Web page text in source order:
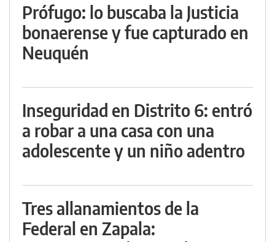
Prófugo: lo buscaba la Justicia
bonaerense y fue capturado en
Neuquén
Inseguridad en Distrito 6: entró
a robar a una casa con una
adolescente y un niño adentro
Tres allanamientos de la
Federal en Zapala: